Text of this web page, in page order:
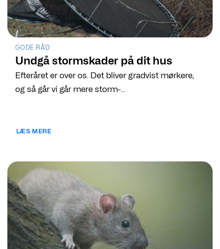
GODE RÅD
Undgå stormskader på dit hus
Efteråret er over os. Det bliver gradvist mørkere,
og så går vi går mere storm-...
LÆS MERE